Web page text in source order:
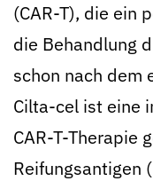
(CAR-T), die ein
die Behandlung
schon nach dem
Cilta-cel ist eine
CAR-T-Therapie
Reifungsantigen